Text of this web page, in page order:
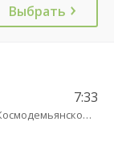
Выбрать
7:33
Памятник А.Космодемьянскому(Балтийское шоссе) трасса